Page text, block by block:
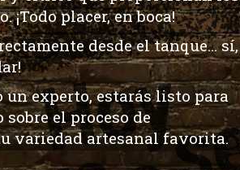
placer, en boca!
desde el tanque… sí,
un experto, estarás listo para
el proceso de
variedad artesanal favorita.